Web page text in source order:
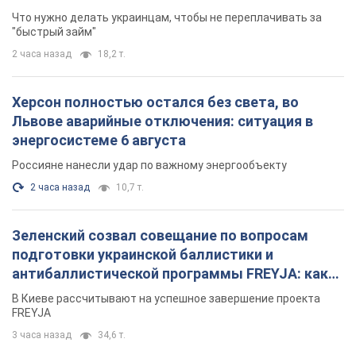
Что нужно делать украинцам, чтобы не переплачивать за
"быстрый займ"
2 часа назад 18,2 т.
Херсон полностью остался без света, во
Львове аварийные отключения: ситуация в
энергосистеме 6 августа
Россияне нанесли удар по важному энергообъекту
2 часа назад 10,7 т.
Зеленский созвал совещание по вопросам
подготовки украинской баллистики и
антибаллистической программы FREYJA: какие
решения готовятся
В Киеве рассчитывают на успешное завершение проекта
FREYJA
3 часа назад 34,6 т.